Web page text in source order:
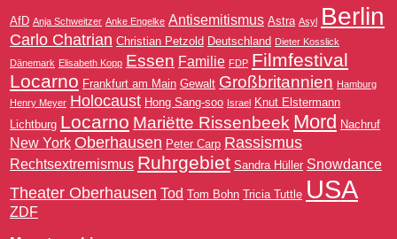
AfD Anja Schweitzer Anke Engelke Antisemitismus Astra Asyl Berlin
Carlo Chatrian Christian Petzold Deutschland Dieter Kosslick
Dänemark Elisabeth Kopp Essen Familie FDP Filmfestival
Locarno Frankfurt am Main Gewalt Großbritannien Hamburg
Henry Meyer Holocaust Hong Sang-soo Israel Knut Elstermann
Lichtburg Locarno Mariëtte Rissenbeek Mord Nachruf
New York Oberhausen Peter Carp Rassismus
Rechtsextremismus Ruhrgebiet Sandra Hüller Snowdance
Theater Oberhausen Tod Tom Bohn Tricia Tuttle USA
ZDF